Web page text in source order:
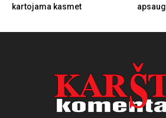
kartojama kasmet